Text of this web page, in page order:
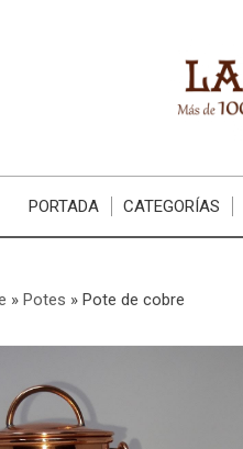
PORTADA CATEGORÍAS
» Potes » Pote de cobre